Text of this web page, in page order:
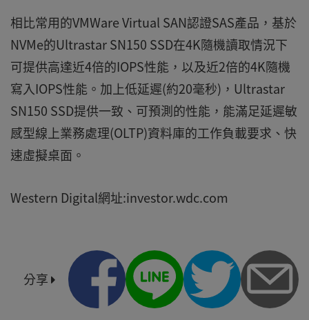
相比常用的VMWare Virtual SAN認證SAS產品，基於
NVMe的Ultrastar SN150 SSD在4K隨機讀取情況下
可提供高達近4倍的IOPS性能，以及近2倍的4K隨機
寫入IOPS性能。加上低延遲(約20毫秒)，Ultrastar
SN150 SSD提供一致、可預測的性能，能滿足延遲敏
感型線上業務處理(OLTP)資料庫的工作負載要求、快
速虛擬桌面。
Western Digital網址:investor.wdc.com
分享